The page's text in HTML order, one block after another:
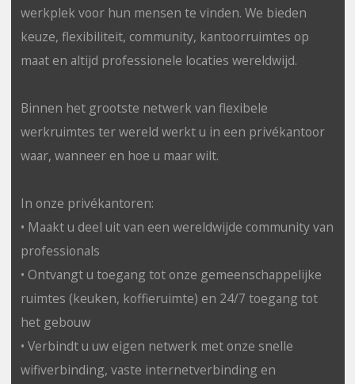
werkplek voor hun mensen te vinden. We bieden
keuze, flexibiliteit, community, kantoorruimtes op
maat en altijd professionele locaties wereldwijd.
Binnen het grootste netwerk van flexibele
werkruimtes ter wereld werkt u in een privékantoor
waar, wanneer en hoe u maar wilt.
In onze privékantoren:
• Maakt u deel uit van een wereldwijde community van
professionals
• Ontvangt u toegang tot onze gemeenschappelijke
ruimtes (keuken, koffieruimte) en 24/7 toegang tot
het gebouw
• Verbindt u uw eigen netwerk met onze snelle
wifiverbinding, vaste internetverbinding en